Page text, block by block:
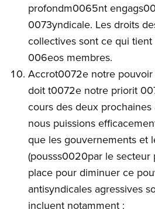
profondm0065nt
0073yndicale. Les droits
collectives sont ce qui
006eos membres.
Accrot0072e notre
doit t0072e notre priorit
cours des deux
nous puissions
que les gouvernements et
(pousss0020par le
place pour diminuer ce
antisyndicales agressives
incluent notamment :